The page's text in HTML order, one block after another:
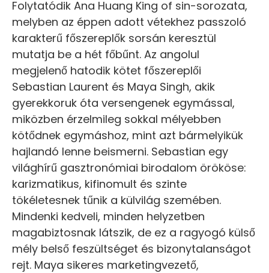
Folytatódik Ana Huang King of sin-sorozata,
melyben az éppen adott vétekhez passzoló
karakterű főszereplők sorsán keresztül
mutatja be a hét főbűnt. Az angolul
megjelenő hatodik kötet főszereplői
Sebastian Laurent és Maya Singh, akik
gyerekkoruk óta versengenek egymással,
miközben érzelmileg sokkal mélyebben
kötődnek egymáshoz, mint azt bármelyikük
hajlandó lenne beismerni. Sebastian egy
világhírű gasztronómiai birodalom örököse:
karizmatikus, kifinomult és szinte
tökéletesnek tűnik a külvilág szemében.
Mindenki kedveli, minden helyzetben
magabiztosnak látszik, de ez a ragyogó külső
mély belső feszültséget és bizonytalanságot
rejt. Maya sikeres marketingvezető,